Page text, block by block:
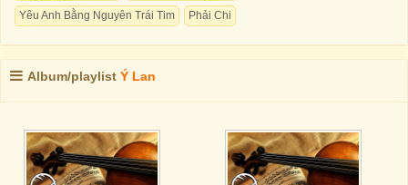
Yêu Anh Bằng Nguyên Trái Tim
Phải Chi
Album/playlist Ý Lan